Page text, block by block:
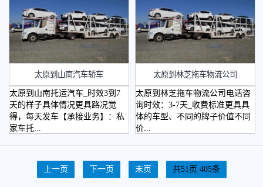
太原到山南汽车轿车
太原到山南托运汽车_时效3到7
天的样子具体情况更具路况觉
得，每天发车【承接业务】：私
家车托...
太原到林芝拖车物流公司
太原到林芝拖车物流公司电话咨
询时效：3-7天_收费标准更具具
体的车型、不同的牌子价值不同
价...
上一页 下一页 末页 共51页 405条